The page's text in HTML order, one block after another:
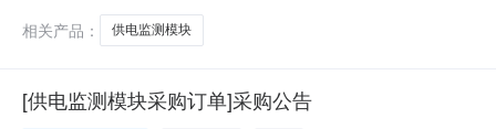
相关产品：
供电监测模块
[供电监测模块采购订单]采购公告